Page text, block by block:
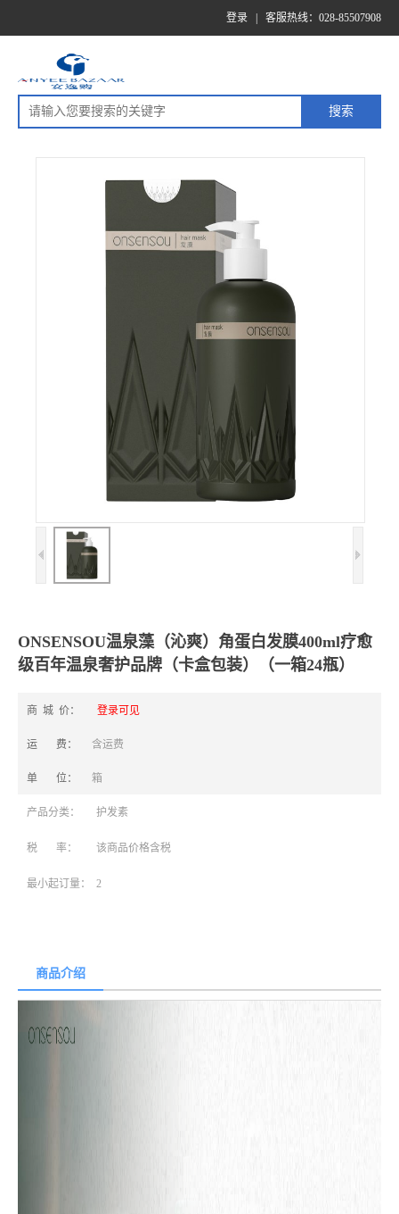
登录 客服热线：028-85507908
ONSENSOU温泉藻（沁爽）角蛋白发膜400ml疗愈
级百年温泉奢护品牌（卡盒包装）（一箱24瓶）
商 城 价： 登录可见
运 费： 含运费
单 位： 箱
产品分类： 护发素
税 率： 该商品价格含税
最小起订量： 2
商品介绍